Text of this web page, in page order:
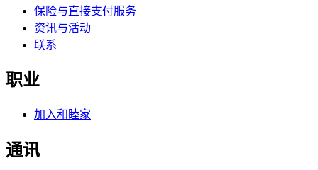
保险与直接支付服务
资讯与活动
联系
职业
加入和睦家
通讯